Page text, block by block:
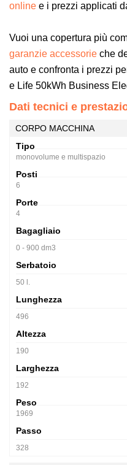
online e i prezzi applicati
Vuoi una copertura più
garanzie accessorie che
auto e confronta i prezzi
e Life 50kWh Business
Dati tecnici e
CORPO MACCHINA
Tipo
monovolume e multispazio
Posti
6
Porte
4
Bagagliaio
0 - 900 dm3
Serbatoio
50 l.
Lunghezza
496
Altezza
190
Larghezza
192
Peso
1969
Passo
328